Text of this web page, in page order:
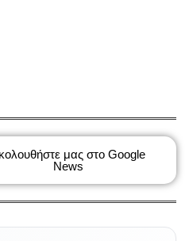
μας στο Google
News